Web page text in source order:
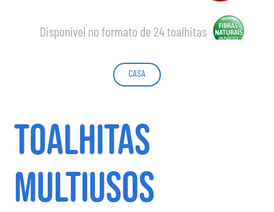
CASA
TOALHITAS
MULTIUSOS
Disponível no formato de 24 toalhitas